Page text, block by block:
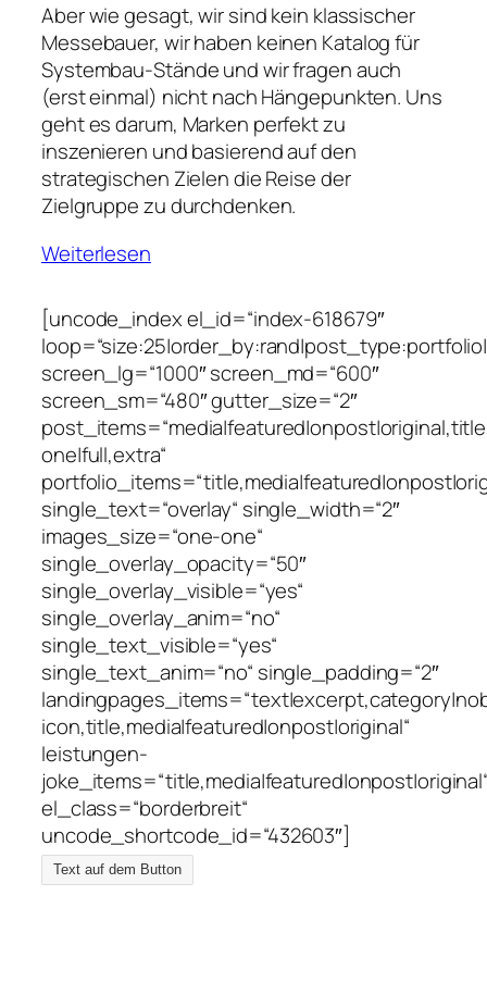
Aber wie gesagt, wir sind kein klassischer
Messebauer, wir haben keinen Katalog für
Systembau-Stände und wir fragen auch
(erst einmal) nicht nach Hängepunkten. Uns
geht es darum, Marken perfekt zu
inszenieren und basierend auf den
strategischen Zielen die Reise der
Zielgruppe zu durchdenken.
Weiterlesen
[uncode_index el_id=“index-618679″
screen_lg=“1000″ screen_md=“600″
screen_sm=“480″ gutter_size=“2″
one|full,extra“
single_text=“overlay“ single_width=“2″
images_size=“one-one“
single_overlay_opacity=“50″
single_overlay_visible=“yes“
single_overlay_anim=“no“
single_text_visible=“yes“
single_text_anim=“no“ single_padding=“2″
icon,title,media|featured|onpost|original“
leistungen-
el_class=“borderbreit“
uncode_shortcode_id=“432603″]
Text auf dem Button